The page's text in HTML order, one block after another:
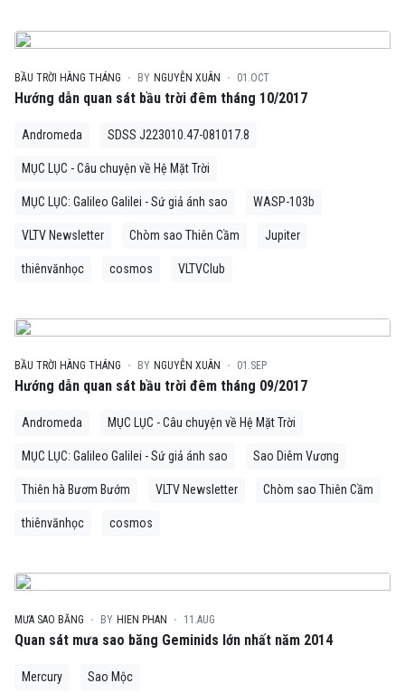
BẦU TRỜI HÀNG THÁNG BY NGUYỄN XUÂN 01.OCT
Hướng dẫn quan sát bầu trời đêm tháng 10/2017
Andromeda SDSS J223010.47-081017.8
MỤC LỤC - Câu chuyện về Hệ Mặt Trời
MỤC LỤC: Galileo Galilei - Sứ giả ánh sao WASP-103b
VLTV Newsletter Chòm sao Thiên Cầm Jupiter
thiênvănhọc cosmos VLTVClub
BẦU TRỜI HÀNG THÁNG BY NGUYỄN XUÂN 01.SEP
Hướng dẫn quan sát bầu trời đêm tháng 09/2017
Andromeda MỤC LỤC - Câu chuyện về Hệ Mặt Trời
MỤC LỤC: Galileo Galilei - Sứ giả ánh sao Sao Diêm Vương
Thiên hà Bươm Bướm VLTV Newsletter Chòm sao Thiên Cầm
thiênvănhọc cosmos
MƯA SAO BĂNG BY HIEN PHAN 11.AUG
Quan sát mưa sao băng Geminids lớn nhất năm 2014
Mercury Sao Mộc